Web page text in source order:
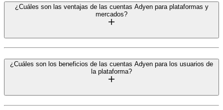
¿Cuáles son las ventajas de las cuentas Adyen para plataformas y
mercados?
¿Cuáles son los beneficios de las cuentas Adyen para los usuarios de
la plataforma?